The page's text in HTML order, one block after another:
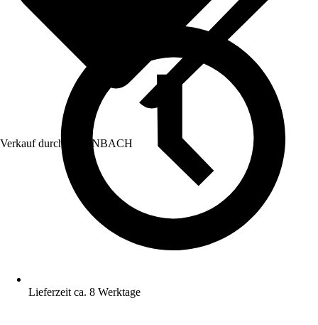
Verkauf durch: HORNBACH
Lieferzeit ca. 8 Werktage